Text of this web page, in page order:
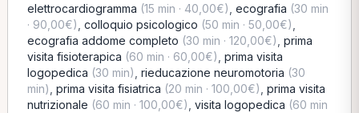
elettrocardiogramma (15 min · 40,00€) ecografia (30 min
· 90,00€) colloquio psicologico (50 min · 50,00€)
ecografia addome completo (30 min · 120,00€) prima
visita fisioterapica (60 min · 60,00€) prima visita
logopedica (30 min) rieducazione neuromotoria (30
min) prima visita fisiatrica (20 min · 100,00€) prima visita
nutrizionale (60 min · 100,00€) visita logopedica (60 min